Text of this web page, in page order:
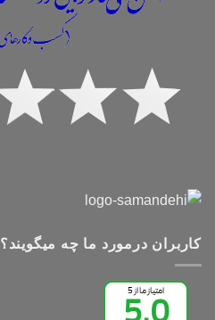
کاربران درمورد ما چه میگویند؟